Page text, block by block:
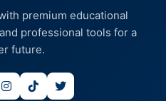
premium educational
professional tools for a
future.